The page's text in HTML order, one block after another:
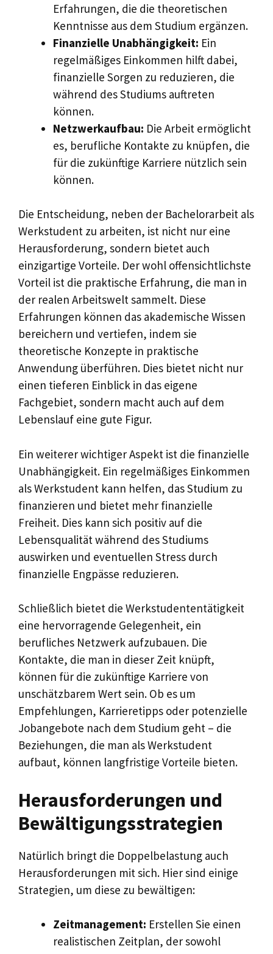
Erfahrungen, die die theoretischen
Kenntnisse aus dem Studium ergänzen.
Finanzielle Unabhängigkeit: Ein
regelmäßiges Einkommen hilft dabei,
finanzielle Sorgen zu reduzieren, die
während des Studiums auftreten
können.
Netzwerkaufbau: Die Arbeit ermöglicht
es, berufliche Kontakte zu knüpfen, die
für die zukünftige Karriere nützlich sein
können.
Die Entscheidung, neben der Bachelorarbeit als
Werkstudent zu arbeiten, ist nicht nur eine
Herausforderung, sondern bietet auch
einzigartige Vorteile. Der wohl offensichtlichste
Vorteil ist die praktische Erfahrung, die man in
der realen Arbeitswelt sammelt. Diese
Erfahrungen können das akademische Wissen
bereichern und vertiefen, indem sie
theoretische Konzepte in praktische
Anwendung überführen. Dies bietet nicht nur
einen tieferen Einblick in das eigene
Fachgebiet, sondern macht auch auf dem
Lebenslauf eine gute Figur.
Ein weiterer wichtiger Aspekt ist die finanzielle
Unabhängigkeit. Ein regelmäßiges Einkommen
als Werkstudent kann helfen, das Studium zu
finanzieren und bietet mehr finanzielle
Freiheit. Dies kann sich positiv auf die
Lebensqualität während des Studiums
auswirken und eventuellen Stress durch
finanzielle Engpässe reduzieren.
Schließlich bietet die Werkstudententätigkeit
eine hervorragende Gelegenheit, ein
berufliches Netzwerk aufzubauen. Die
Kontakte, die man in dieser Zeit knüpft,
können für die zukünftige Karriere von
unschätzbarem Wert sein. Ob es um
Empfehlungen, Karrieretipps oder potenzielle
Jobangebote nach dem Studium geht – die
Beziehungen, die man als Werkstudent
aufbaut, können langfristige Vorteile bieten.
Herausforderungen und
Bewältigungsstrategien
Natürlich bringt die Doppelbelastung auch
Herausforderungen mit sich. Hier sind einige
Strategien, um diese zu bewältigen:
Zeitmanagement: Erstellen Sie einen
realistischen Zeitplan, der sowohl